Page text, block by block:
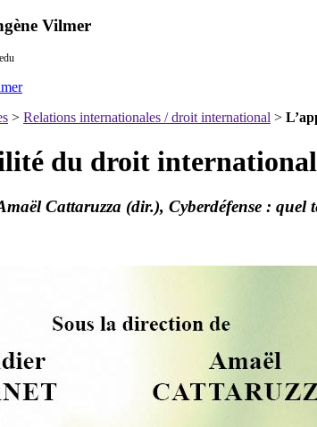
Vilmer
> Relations internationales / droit international >
du droit
Cattaruzza (dir.), Cyberdéfense : quel